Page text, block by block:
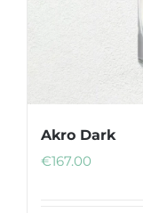
Akro Dark
€167.00